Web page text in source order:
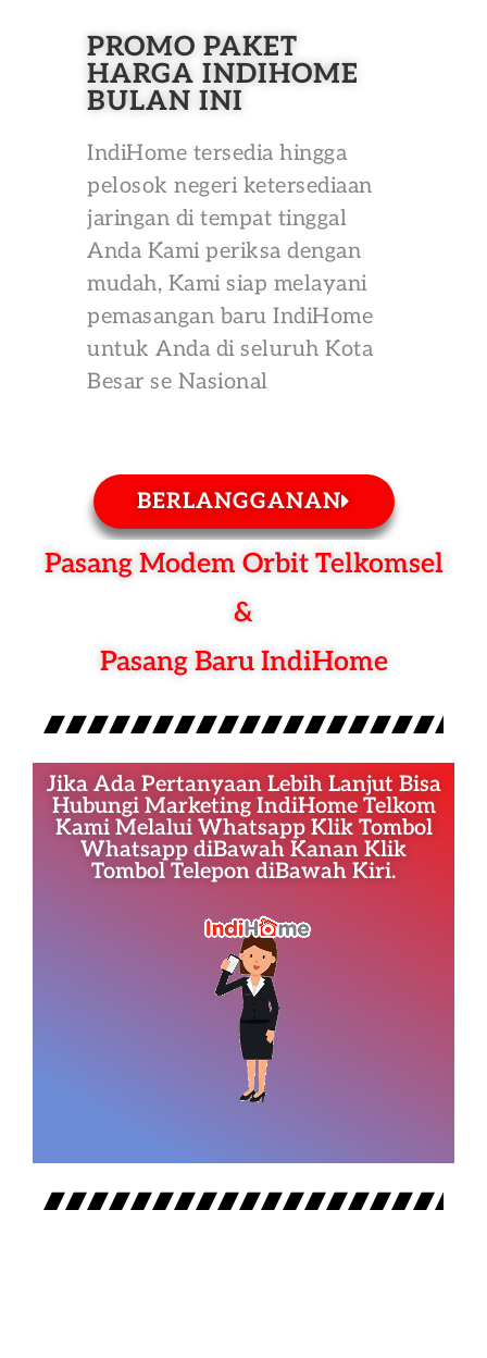
PROMO PAKET
HARGA INDIHOME
BULAN INI
IndiHome tersedia hingga
pelosok negeri ketersediaan
jaringan di tempat tinggal
Anda Kami periksa dengan
mudah, Kami siap melayani
pemasangan baru IndiHome
untuk Anda di seluruh Kota
Besar se Nasional
BERLANGGANAN
Pasang Modem Orbit Telkomsel
&
Pasang Baru IndiHome
Jika Ada Pertanyaan Lebih Lanjut Bisa
Hubungi Marketing IndiHome Telkom
Kami Melalui Whatsapp Klik Tombol
Whatsapp diBawah Kanan Klik
Tombol Telepon diBawah Kiri.